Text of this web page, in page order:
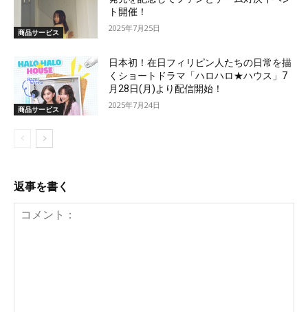
商品サービス
ト開催！
2025年7月25日
商品サービス
日本初！在日フィリピン人たちの日常を描
くショートドラマ「ハロハロ★ハウス」7
月28日(月)より配信開始！
2025年7月24日
返事を書く